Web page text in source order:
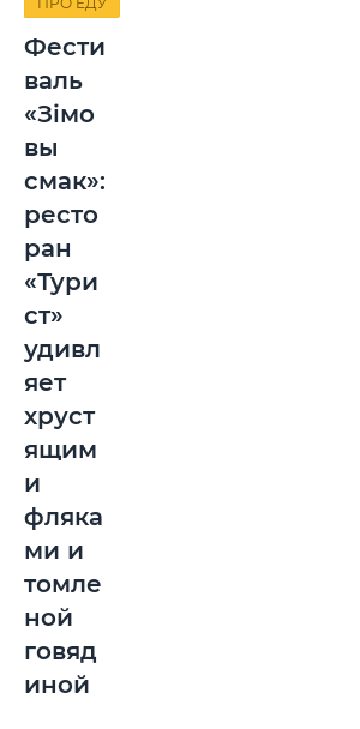
Фести
валь
«Зiмо
вы
смак»:
ресто
ран
«Тури
ст»
удивл
яет
хруст
ящим
и
фляка
ми и
томле
ной
говяд
иной